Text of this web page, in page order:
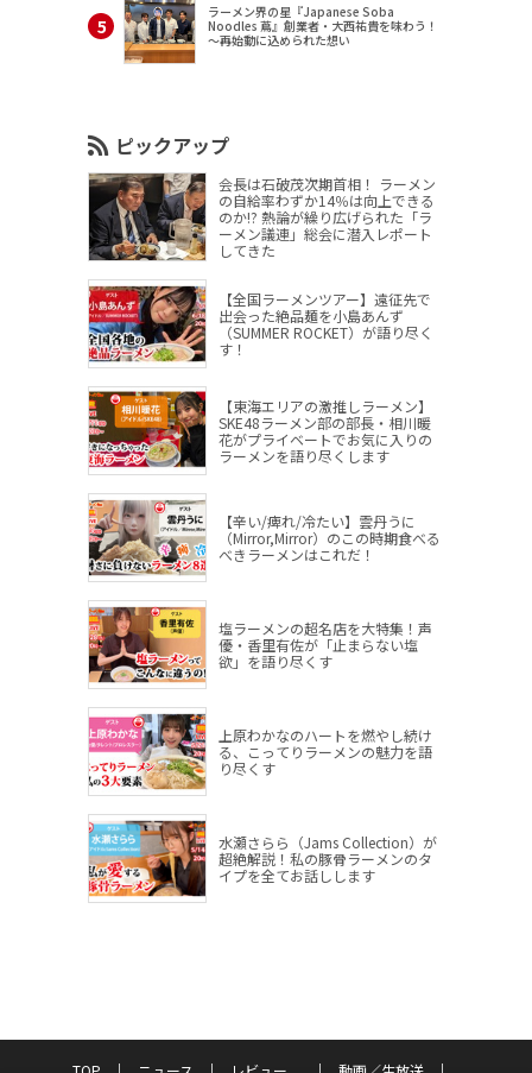
ラーメン界の星『Japanese Soba
Noodles 蔦』創業者・大西祐貴を味わう！
～再始動に込められた想い
ピックアップ
会長は石破茂次期首相！ ラーメン
の自給率わずか14％は向上できる
のか!? 熱論が繰り広げられた「ラ
ーメン議連」総会に潜入レポート
してきた
【全国ラーメンツアー】遠征先で
出会った絶品麺を小島あんず
（SUMMER ROCKET）が語り尽く
す！
【東海エリアの激推しラーメン】
SKE48ラーメン部の部長・相川暖
花がプライベートでお気に入りの
ラーメンを語り尽くします
【辛い/痺れ/冷たい】雲丹うに
（Mirror,Mirror）のこの時期食べる
べきラーメンはこれだ！
塩ラーメンの超名店を大特集！声
優・香里有佐が「止まらない塩
欲」を語り尽くす
上原わかなのハートを燃やし続け
る、こってりラーメンの魅力を語
り尽くす
水瀬さらら（Jams Collection）が
超絶解説！私の豚骨ラーメンのタ
イプを全てお話しします